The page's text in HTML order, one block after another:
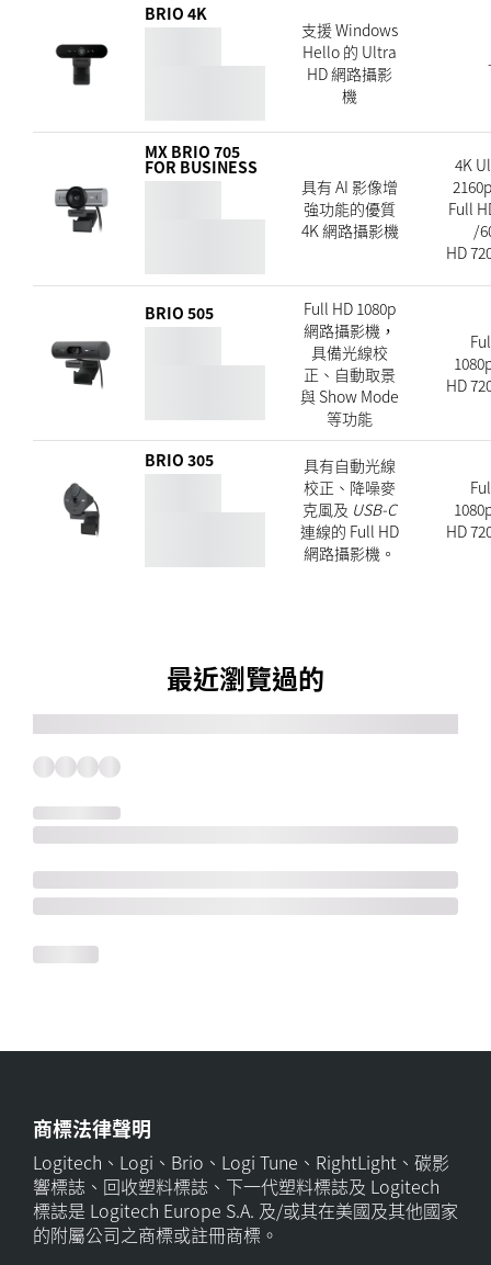
BRIO 4K
支援 Windows
Hello 的 Ultra
HD 網路攝影
機
MX BRIO 705
FOR BUSINESS
具有 AI 影像增
強功能的優質
4K 網路攝影機
4K
Full
/
HD
BRIO 505
Full HD 1080p
網路攝影機，
具備光線校
正、自動取景
與 Show Mode
等功能
HD
BRIO 305
具有自動光線
校正、降噪麥
克風及 USB-C
連線的 Full HD
網路攝影機。
HD
最近瀏覽過的
商標法律聲明
Logitech、Logi、Brio、Logi Tune、RightLight、碳影
響標誌、回收塑料標誌、下一代塑料標誌及 Logitech
標誌是 Logitech Europe S.A. 及/或其在美國及其他國家
的附屬公司之商標或註冊商標。